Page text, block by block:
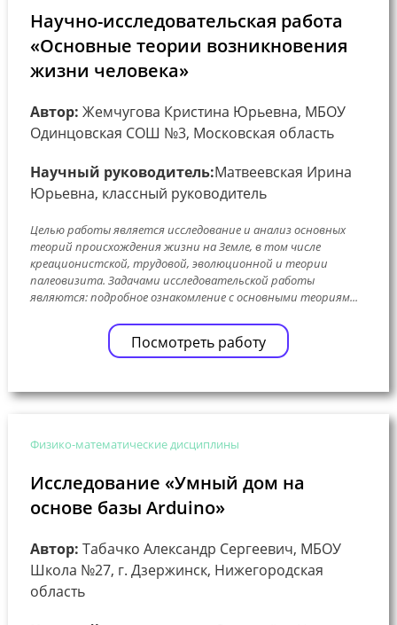
Научно-исследовательская работа
«Основные теории возникновения
жизни человека»
Автор: Жемчугова Кристина Юрьевна, МБОУ
Одинцовская СОШ №3, Московская область
Научный руководитель:Матвеевская Ирина
Юрьевна, классный руководитель
Целью работы является исследование и анализ основных
теорий происхождения жизни на Земле, в том числе
креационистской, трудовой, эволюционной и теории
палеовизита. Задачами исследовательской работы
являются: подробное ознакомление с основными теориям...
Посмотреть работу
Физико-математические дисциплины
Исследование «Умный дом на
основе базы Arduino»
Автор: Табачко Александр Сергеевич, МБОУ
Школа №27, г. Дзержинск, Нижегородская
область